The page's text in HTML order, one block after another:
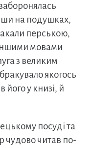
на подушках,
перською,
мовами
з великим
якогось
його у книзі, й
посуді та
чудово читав по-